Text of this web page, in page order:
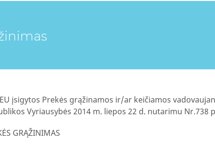
įsigytos Prekės grąžinamos ir/ar keičiamos
Vyriausybės 2014 m. liepos 22 d. nutarimu
GRĄŽINIMAS